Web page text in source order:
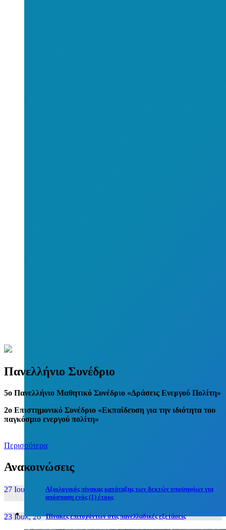
Πανελλήνιο Συνέδριο
5o Πανελλήνιο Μαθητικό Συνέδριο «Δράσεις Ενεργού Πολίτη»
2ο Επιστημονικό Συνέδριο «Εκπαίδευση για την ιδιότητα του
παγκόσμιο ενεργού πολίτη»
Περισσότερα
Ανακοινώσεις
27 Ιουν, 26
Αξιολογικός πίνακας κατάταξης των δεκτών υποψηφίων για
απόσπαση ενός (1) έτους
23 Ιουλ, 26 Πίνακες επιτυχόντων στις πανελλαδικές εξετάσεις